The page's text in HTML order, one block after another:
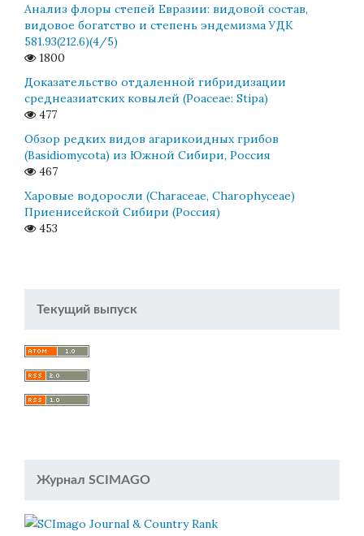
Анализ флоры степей Евразии: видовой состав,
видовое богатство и степень эндемизма УДК
581.93(212.6)(4/5)
1800
Доказательство отдаленной гибридизации
среднеазиатских ковылей (Poaceae: Stipa)
477
Обзор редких видов агарикоидных грибов
(Basidiomycota) из Южной Сибири, Россия
467
Харовые водоросли (Characeae, Charophyceae)
Приенисейской Сибири (Россия)
453
Текущий выпуск
Журнал SCIMAGO